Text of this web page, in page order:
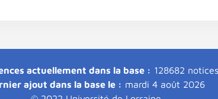
actuellement dans la base : 128682 notices
ajout dans la base le : mardi 4 août 2026